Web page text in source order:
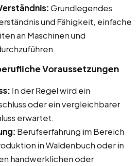
Grundlegendes
und Fähigkeit, einfache
an Maschinen und
Voraussetzungen
In der Regel wird ein
oder ein vergleichbarer
erwartet.
Berufserfahrung im Bereich
in Waldenbuch oder in
handwerklichen oder